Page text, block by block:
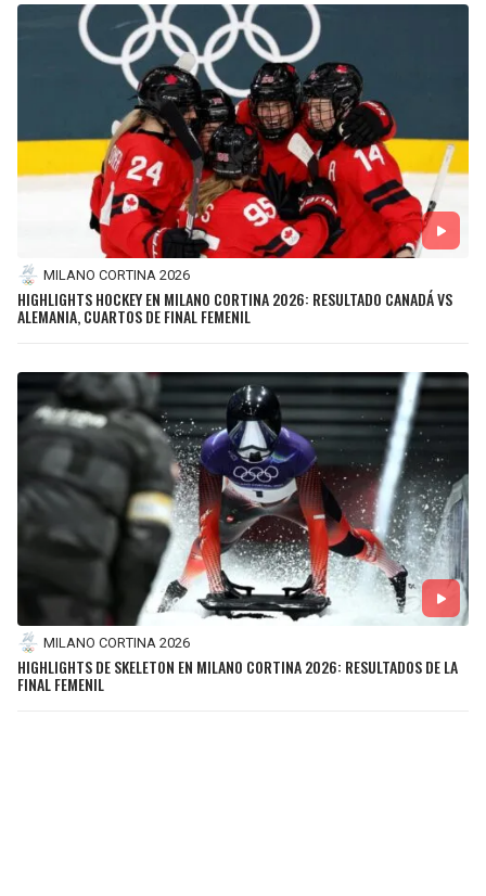
MILANO CORTINA 2026
HIGHLIGHTS HOCKEY EN MILANO CORTINA 2026: RESULTADO CANADÁ VS
ALEMANIA, CUARTOS DE FINAL FEMENIL
MILANO CORTINA 2026
HIGHLIGHTS DE SKELETON EN MILANO CORTINA 2026: RESULTADOS DE LA
FINAL FEMENIL